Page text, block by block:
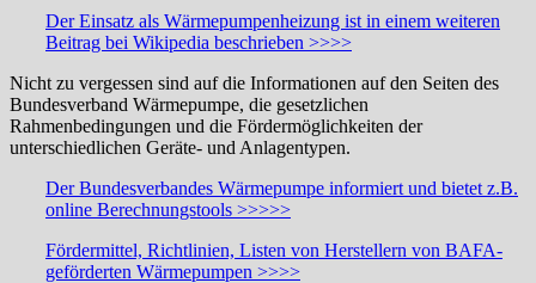
Der Einsatz als Wärmepumpenheizung ist in einem weiteren
Beitrag bei Wikipedia beschrieben >>>>
Nicht zu vergessen sind auf die Informationen auf den Seiten des
Bundesverband Wärmepumpe, die gesetzlichen
Rahmenbedingungen und die Fördermöglichkeiten der
unterschiedlichen Geräte- und Anlagentypen.
Der Bundesverbandes Wärmepumpe informiert und bietet z.B.
online Berechnungstools >>>>>
Fördermittel, Richtlinien, Listen von Herstellern von BAFA-
geförderten Wärmepumpen >>>>